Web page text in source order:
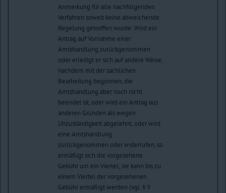
Anmerkung für alle nachfolgenden
Verfahren soweit keine abweichende
Regelung getroffen wurde: Wird ein
Antrag auf Vornahme einer
Amtshandlung zurückgenommen
oder erledigt er sich auf andere Weise,
nachdem mit der sachlichen
Bearbeitung begonnen, die
Amtshandlung aber noch nicht
beendet ist, oder wird ein Antrag aus
anderen Gründen als wegen
Unzuständigkeit abgelehnt, oder wird
eine Amtshandlung
zurückgenommen oder widerrufen, so
ermäßigt sich die vorgesehene
Gebühr um ein Viertel; sie kann bis zu
einem Viertel der vorgesehenen
Gebühr ermäßigt werden (vgl. § 9